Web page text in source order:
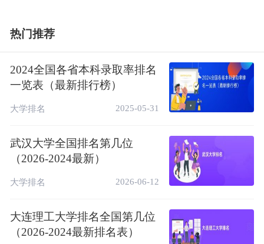
★ 国家级特色专业：航道与海岸工程、会计
学、水产养殖、海洋技术、生物科学类、港口
航道与海岸工程、海洋科学、药学、法学、食
品科学、工程、化学。
★ 山东省高等学校特色专业：船舶与海洋工
应用数学、大气科学、计算机科学与技术、渔
业科学与技术、勘查技术与工程。
★ 第二轮双一流建设学科：海洋科学、水产
山东科技大学排第三
热门推荐
2024全国各省本科录取率排名
一览表（最新排行榜）
大学排名 2025-05-31
武汉大学全国排名第几位
（2026-2024最新）
大学排名 2026-06-12
大连理工大学排名全国第几位
（2026-2024最新排名表）